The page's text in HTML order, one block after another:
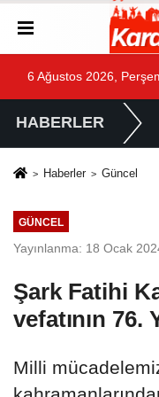
6 Ağustos 2026,
HABERLER
Haberler Güncel
GÜNCEL
Yayınlanma: 18 Ocak
Şark Fatihi
vefatının 76.
Milli